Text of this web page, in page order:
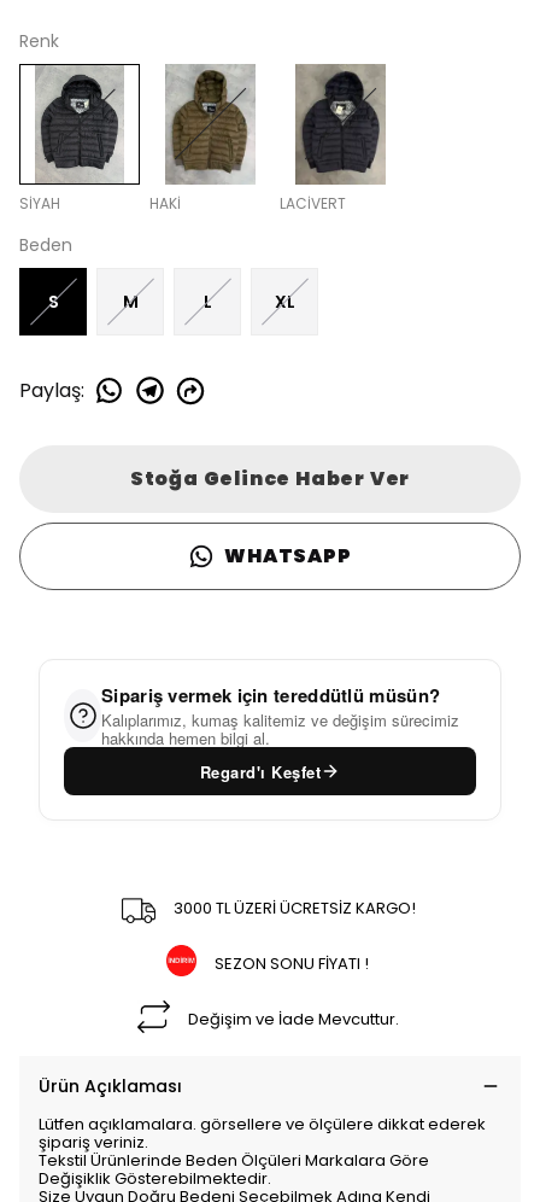
Renk
SİYAH HAKİ LACİVERT
Beden
S M L XL
Paylaş:
Stoğa Gelince Haber Ver
WHATSAPP
Sipariş vermek için tereddütlü müsün?
Kalıplarımız, kumaş kalitemiz ve değişim sürecimiz
hakkında hemen bilgi al.
Regard'ı Keşfet
3000 TL ÜZERİ ÜCRETSİZ KARGO!
SEZON SONU FİYATI !
Değişim ve İade Mevcuttur.
Ürün Açıklaması
Lütfen açıklamalara. görsellere ve ölçülere dikkat ederek
şipariş veriniz.
Tekstil Ürünlerinde Beden Ölçüleri Markalara Göre
Değişiklik Gösterebilmektedir.
Size Uygun Doğru Bedeni Seçebilmek Adına Kendi